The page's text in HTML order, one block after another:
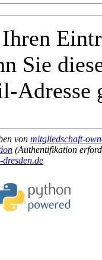
Sie
Adresse
von mitgliedschaft-
(Authentifikation